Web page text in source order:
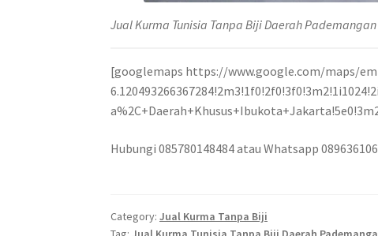
Jual Kurma Tunisia Tanpa Biji Daerah
[googlemaps https://www.google.com/maps/
Hubungi 085780148484 atau Whatsapp
Category:Jual Kurma Tanpa Biji